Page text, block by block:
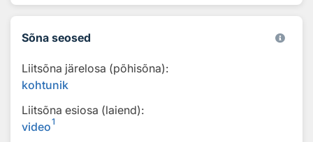
Sõna seosed
Liitsõna järelosa (põhisõna):
kohtunik
Liitsõna esiosa (laiend):
video1